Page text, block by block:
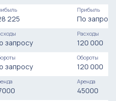
225
запросу
запросу
Прибыль
По запросу
Расходы
120 000
Обороты
120 000
Аренда
45000